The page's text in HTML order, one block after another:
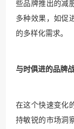
些品牌推出的减
多种效果，如促
的多样化需求。
与时俱进的品牌
在这个快速变化
持敏锐的市场洞